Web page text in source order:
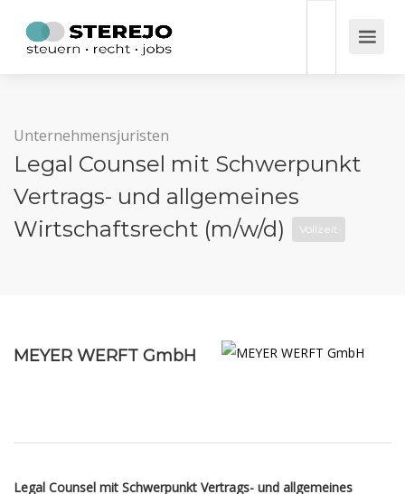
Unternehmensjuristen
Legal Counsel mit Schwerpunkt
Vertrags- und allgemeines
Wirtschaftsrecht (m/w/d)
Vollzeit
MEYER WERFT GmbH
Legal Counsel mit Schwerpunkt Vertrags- und allgemeines